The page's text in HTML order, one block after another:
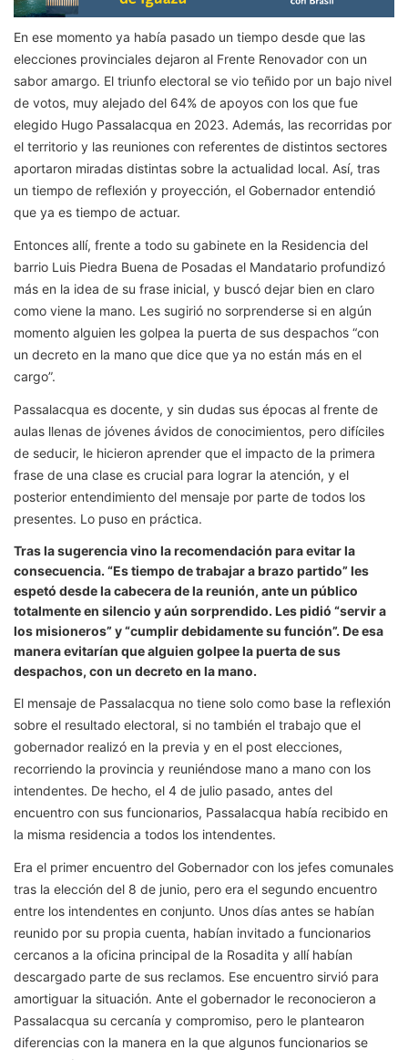
En ese momento ya había pasado un tiempo desde que las
elecciones provinciales dejaron al Frente Renovador con un
sabor amargo. El triunfo electoral se vio teñido por un bajo nivel
de votos, muy alejado del 64% de apoyos con los que fue
elegido Hugo Passalacqua en 2023. Además, las recorridas por
el territorio y las reuniones con referentes de distintos sectores
aportaron miradas distintas sobre la actualidad local. Así, tras
un tiempo de reflexión y proyección, el Gobernador entendió
que ya es tiempo de actuar.
Entonces allí, frente a todo su gabinete en la Residencia del
barrio Luis Piedra Buena de Posadas el Mandatario profundizó
más en la idea de su frase inicial, y buscó dejar bien en claro
como viene la mano. Les sugirió no sorprenderse si en algún
momento alguien les golpea la puerta de sus despachos “con
un decreto en la mano que dice que ya no están más en el
cargo”.
Passalacqua es docente, y sin dudas sus épocas al frente de
aulas llenas de jóvenes ávidos de conocimientos, pero difíciles
de seducir, le hicieron aprender que el impacto de la primera
frase de una clase es crucial para lograr la atención, y el
posterior entendimiento del mensaje por parte de todos los
presentes. Lo puso en práctica.
Tras la sugerencia vino la recomendación para evitar la
consecuencia. “Es tiempo de trabajar a brazo partido” les
espetó desde la cabecera de la reunión, ante un público
totalmente en silencio y aún sorprendido. Les pidió “servir a
los misioneros” y “cumplir debidamente su función”. De esa
manera evitarían que alguien golpee la puerta de sus
despachos, con un decreto en la mano.
El mensaje de Passalacqua no tiene solo como base la reflexión
sobre el resultado electoral, si no también el trabajo que el
gobernador realizó en la previa y en el post elecciones,
recorriendo la provincia y reuniéndose mano a mano con los
intendentes. De hecho, el 4 de julio pasado, antes del
encuentro con sus funcionarios, Passalacqua había recibido en
la misma residencia a todos los intendentes.
Era el primer encuentro del Gobernador con los jefes comunales
tras la elección del 8 de junio, pero era el segundo encuentro
entre los intendentes en conjunto. Unos días antes se habían
reunido por su propia cuenta, habían invitado a funcionarios
cercanos a la oficina principal de la Rosadita y allí habían
descargado parte de sus reclamos. Ese encuentro sirvió para
amortiguar la situación. Ante el gobernador le reconocieron a
Passalacqua su cercanía y compromiso, pero le plantearon
diferencias con la manera en la que algunos funcionarios se